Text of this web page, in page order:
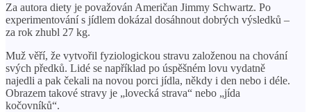
Za autora diety je považován Američan Jimmy Schwartz. Po
experimentování s jídlem dokázal dosáhnout dobrých výsledků –
za rok zhubl 27 kg.
Muž věří, že vytvořil fyziologickou stravu založenou na chování
svých předků. Lidé se například po úspěšném lovu vydatně
najedli a pak čekali na novou porci jídla, někdy i den nebo i déle.
Obrazem takové stravy je „lovecká strava“ nebo „jída
kočovníků“.